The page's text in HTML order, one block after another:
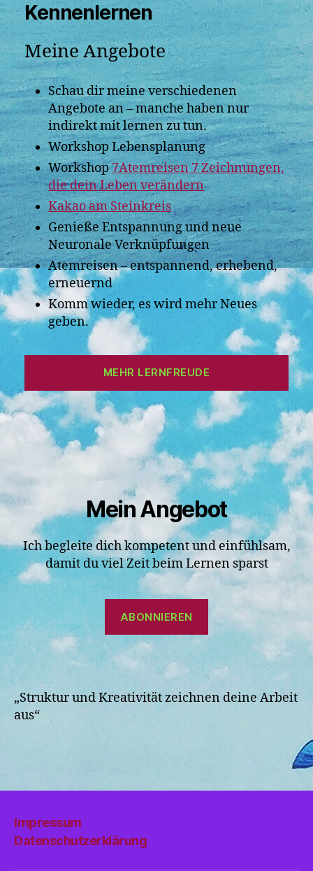
Kennenlernen
Meine Angebote
Schau dir meine verschiedenen
Angebote an – manche haben nur
indirekt mit lernen zu tun.
Workshop Lebensplanung
Workshop7Atemreisen 7 Zeichnungen,
die dein Leben verändern
Kakao am Steinkreis
Genieße Entspannung und neue
Neuronale Verknüpfungen
Atemreisen – entspannend, erhebend,
erneuernd
Komm wieder, es wird mehr Neues
geben.
MEHR LERNFREUDE
Mein Angebot
Ich begleite dich kompetent und einfühlsam,
damit du viel Zeit beim Lernen sparst
ABONNIEREN
„Struktur und Kreativität zeichnen deine Arbeit
aus“
Impressum
Datenschutzerklärung